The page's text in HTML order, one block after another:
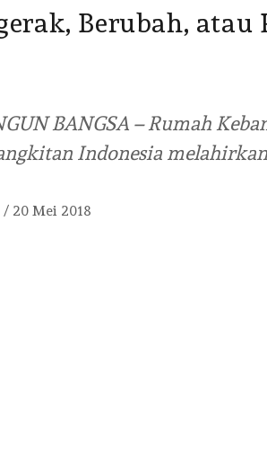
Berubah, atau
BANGSA – Rumah
Indonesia
/ 20 Mei 2018